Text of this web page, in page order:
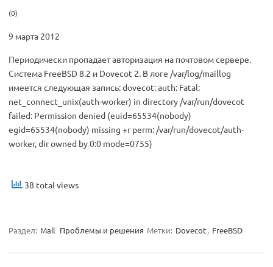
(0)
9 марта 2012
Периодически пропадает авторизация на почтовом сервере.
Система FreeBSD 8.2 и Dovecot 2. В логе /var/log/maillog
имеется следующая запись: dovecot: auth: Fatal:
net_connect_unix(auth-worker) in directory /var/run/dovecot
failed: Permission denied (euid=65534(nobody)
egid=65534(nobody) missing +r perm: /var/run/dovecot/auth-
worker, dir owned by 0:0 mode=0755)
38 total views
Раздел: Mail Проблемы и решения Метки: Dovecot, FreeBSD